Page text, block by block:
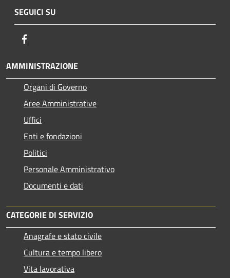
SEGUICI SU
AMMINISTRAZIONE
Organi di Governo
Aree Amministrative
Uffici
Enti e fondazioni
Politici
Personale Amministrativo
Documenti e dati
CATEGORIE DI SERVIZIO
Anagrafe e stato civile
Cultura e tempo libero
Vita lavorativa